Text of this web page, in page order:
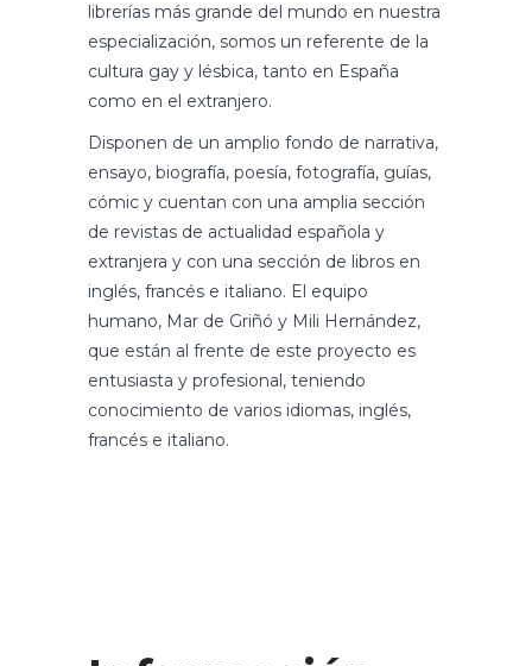
librerías más grande del mundo en nuestra
especialización, somos un referente de la
cultura gay y lésbica, tanto en España
como en el extranjero.
Disponen de un amplio fondo de narrativa,
ensayo, biografía, poesía, fotografía, guías,
cómic y cuentan con una amplia sección
de revistas de actualidad española y
extranjera y con una sección de libros en
inglés, francés e italiano. El equipo
humano, Mar de Griñó y Mili Hernández,
que están al frente de este proyecto es
entusiasta y profesional, teniendo
conocimiento de varios idiomas, inglés,
francés e italiano.